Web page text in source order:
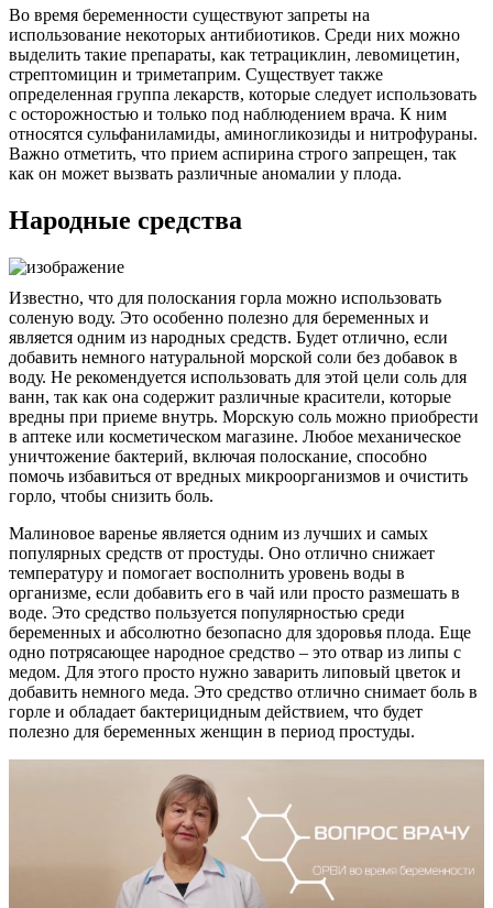
Во время беременности существуют запреты на
использование некоторых антибиотиков. Среди них можно
выделить такие препараты, как тетрациклин, левомицетин,
стрептомицин и триметаприм. Существует также
определенная группа лекарств, которые следует использовать
с осторожностью и только под наблюдением врача. К ним
относятся сульфаниламиды, аминогликозиды и нитрофураны.
Важно отметить, что прием аспирина строго запрещен, так
как он может вызвать различные аномалии у плода.
Народные средства
Известно, что для полоскания горла можно использовать
соленую воду. Это особенно полезно для беременных и
является одним из народных средств. Будет отлично, если
добавить немного натуральной морской соли без добавок в
воду. Не рекомендуется использовать для этой цели соль для
ванн, так как она содержит различные красители, которые
вредны при приеме внутрь. Морскую соль можно приобрести
в аптеке или косметическом магазине. Любое механическое
уничтожение бактерий, включая полоскание, способно
помочь избавиться от вредных микроорганизмов и очистить
горло, чтобы снизить боль.
Малиновое варенье является одним из лучших и самых
популярных средств от простуды. Оно отлично снижает
температуру и помогает восполнить уровень воды в
организме, если добавить его в чай или просто размешать в
воде. Это средство пользуется популярностью среди
беременных и абсолютно безопасно для здоровья плода. Еще
одно потрясающее народное средство – это отвар из липы с
медом. Для этого просто нужно заварить липовый цветок и
добавить немного меда. Это средство отлично снимает боль в
горле и обладает бактерицидным действием, что будет
полезно для беременных женщин в период простуды.